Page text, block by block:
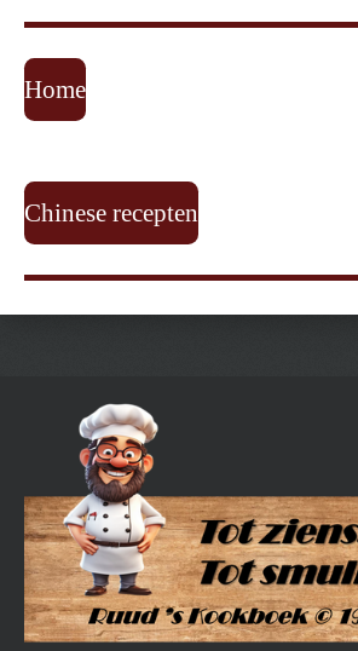
Home
Chinese recepten